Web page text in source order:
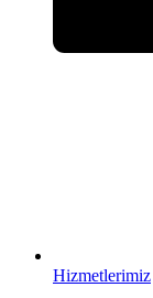
Hizmetlerimiz